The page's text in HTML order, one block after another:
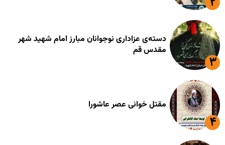
دسته‌ی عزاداری نوجوانان مبارز امام شهید شهر
مقدس قم
مقتل خوانی عصر عاشورا